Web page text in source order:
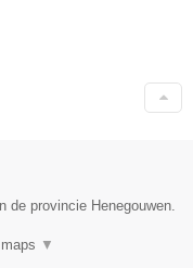
de provincie Henegouwen.
▼